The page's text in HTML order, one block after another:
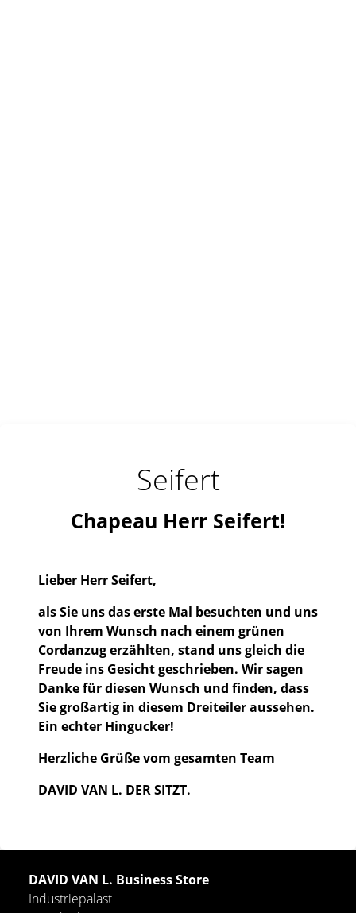
Seifert
Chapeau Herr Seifert!
Lieber Herr Seifert,
als Sie uns das erste Mal besuchten und uns
von Ihrem Wunsch nach einem grünen
Cordanzug erzählten, stand uns gleich die
Freude ins Gesicht geschrieben. Wir sagen
Danke für diesen Wunsch und finden, dass
Sie großartig in diesem Dreiteiler aussehen.
Ein echter Hingucker!
Herzliche Grüße vom gesamten Team
DAVID VAN L. DER SITZT.
DAVID VAN L. Business Store
Industriepalast